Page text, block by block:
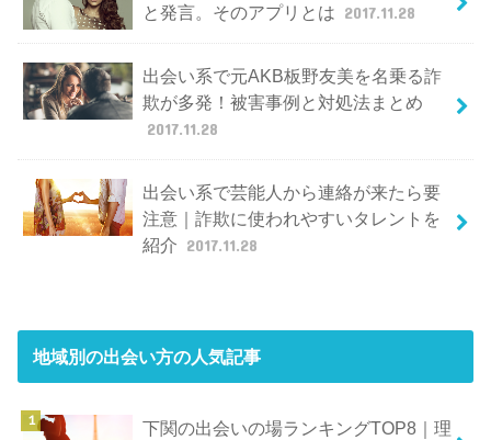
と発言。そのアプリとは 2017.11.28
出会い系で元AKB板野友美を名乗る詐
欺が多発！被害事例と対処法まとめ
2017.11.28
出会い系で芸能人から連絡が来たら要
注意｜詐欺に使われやすいタレントを
紹介 2017.11.28
地域別の出会い方の人気記事
下関の出会いの場ランキングTOP8｜理